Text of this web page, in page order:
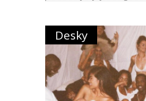
Desky